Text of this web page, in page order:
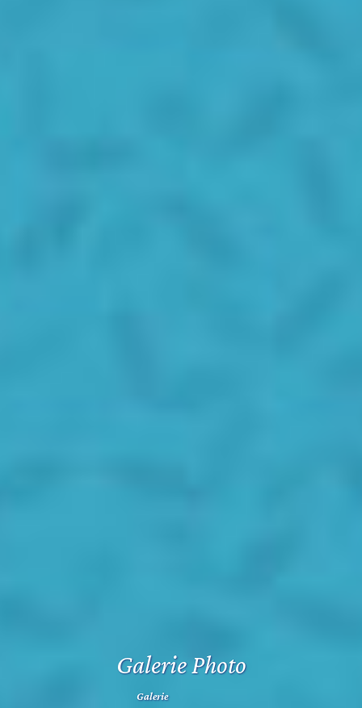
Galerie Photo
Galerie